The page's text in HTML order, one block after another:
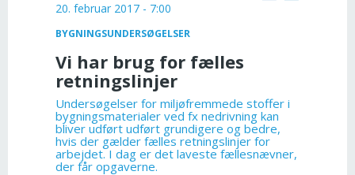
20. februar 2017 - 7:00
BYGNINGSUNDERSØGELSER
Vi har brug for fælles
retningslinjer
Undersøgelser for miljøfremmede stoffer i
bygningsmaterialer ved fx nedrivning kan
bliver udført udført grundigere og bedre,
hvis der gælder fælles retningslinjer for
arbejdet. I dag er det laveste fællesnævner,
der får opgaverne.